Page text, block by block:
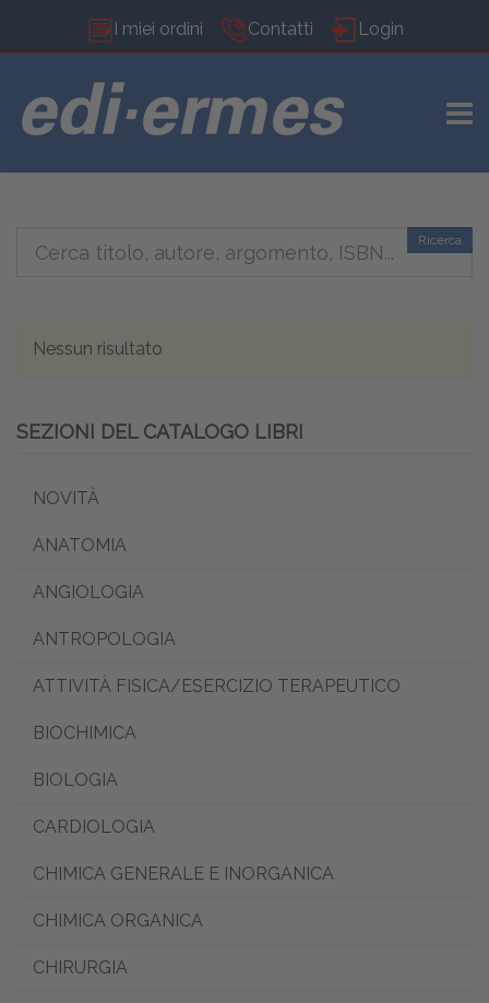
I miei ordini Contatti Login
Ricerca
Nessun risultato
SEZIONI DEL CATALOGO LIBRI
NOVITÀ
ANATOMIA
ANGIOLOGIA
ANTROPOLOGIA
ATTIVITÀ FISICA/ESERCIZIO TERAPEUTICO
BIOCHIMICA
BIOLOGIA
CARDIOLOGIA
CHIMICA GENERALE E INORGANICA
CHIMICA ORGANICA
CHIRURGIA